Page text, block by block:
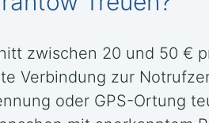
zwischen 20 und 50 €
Verbindung zur
oder GPS-Ortung